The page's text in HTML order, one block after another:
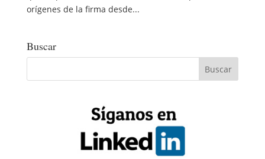
orígenes de la firma desde...
Buscar